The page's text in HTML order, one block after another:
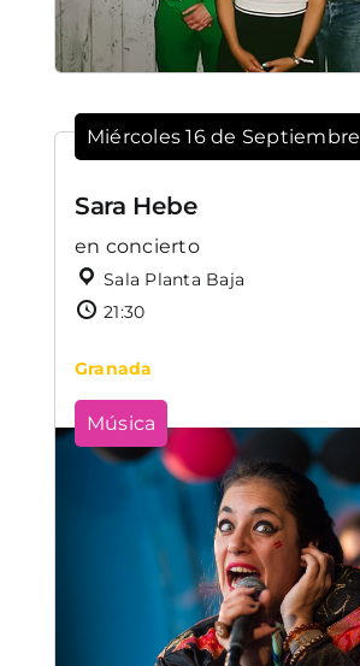
Miércoles 16 de Septiembre
Sara Hebe
en concierto
Sala Planta Baja
21:30
Granada
Música